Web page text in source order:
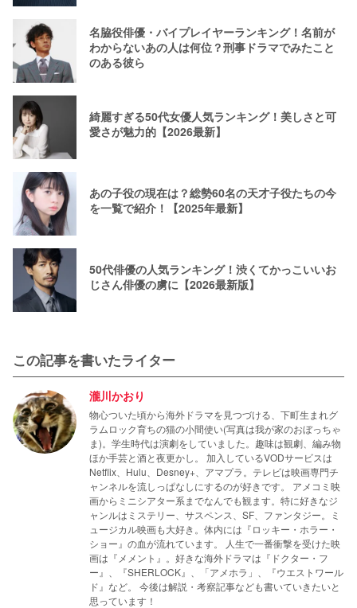
名脇役俳優・バイプレイヤーランキング！名前が
わからないあの人は何位？刑事ドラマでみたこと
のある彼ら
綺麗すぎる50代女優人気ランキング！美しさと可
愛さが魅力的【2026最新】
あの子役の現在は？総勢60名の天才子役たちの今
を一覧で紹介！【2025年最新】
50代俳優の人気ランキング！渋くてかっこいいお
じさん俳優の虜に【2026最新版】
この記事を書いたライター
瀧川かおり
物心ついた頃から海外ドラマを見つづける、下町生まれグ
ラムロック育ちの猫の小間使い(写真は我が家のおぼっちゃ
ま)。学生時代は演劇をしていました。趣味は観劇、編み物
ほか手芸と酒と夜更かし。 加入しているVODサービスは
Netflix、Hulu、Desney+、アマプラ。テレビは映画専門チ
ャンネルを流しっぱなしにするのが好きです。 アメコミ映
画からミニシアター系までなんでも観ます。特に好きなジ
ャンルはミステリー、サスペンス、SF、ファンタジー。ミ
ュージカル映画も大好き。体内には『ロッキー・ホラー・
ショー』の血が流れています。 人生で一番衝撃を受けた映
画は『メメント』。好きな海外ドラマは『ドクター・フ
ー』、『SHERLOCK』、「アメホラ」、『ウエストワール
ド』など。 今後は解説・考察記事なども書いていきたいと
思っています！